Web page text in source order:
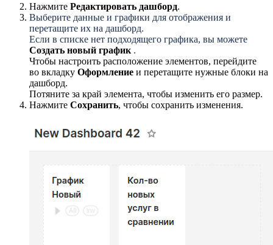
Нажмите Редактировать дашборд.
Выберите данные и графики для отображения и
перетащите их на дашборд.
Если в списке нет подходящего графика, вы можете
Создать новый график .
Чтобы настроить расположение элементов, перейдите
во вкладку Оформление и перетащите нужные блоки на
дашборд.
Потяните за край элемента, чтобы изменить его размер.
Нажмите Сохранить, чтобы сохранить изменения.